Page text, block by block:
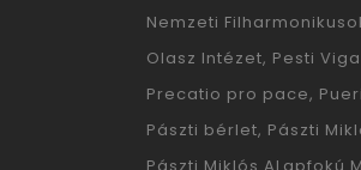
Nemzeti
Olasz Intézet Pesti
Precatio pro pace
Pászti bérlet Pászti